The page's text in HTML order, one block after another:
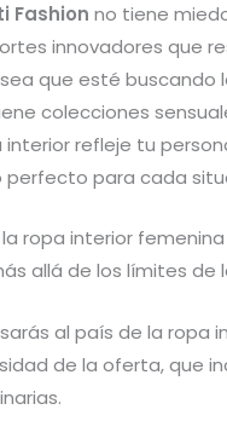
Fashion no tiene
innovadores que
que esté buscando
colecciones
refleje tu
para cada
ropa interior
allá de los límites
al país de la ropa
de la oferta, que